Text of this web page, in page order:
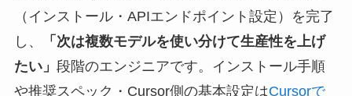
（インストール・APIエンドポイント設定）を完了
し、
「次は複数モデルを使い分けて生産性を上げ
たい」 段階のエンジニアです。インストール手順
や推奨スペック・Cursor側の基本設定はCursorで